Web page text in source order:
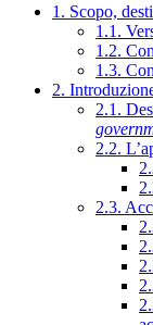
1. Scopo,
1.1.
1.2.
1.3.
2.
2.1.
2.2.
2.3.